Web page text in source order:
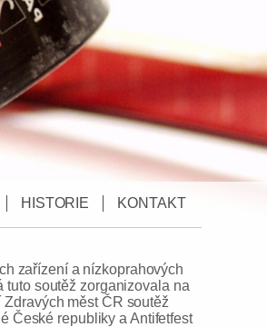
HISTORIE KONTAKT
zařízení a nízkoprahových
tuto soutěž zorganizovala na
měst ČR soutěž
České republiky a Antifetfest